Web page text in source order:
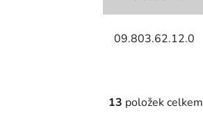
09.803.62.12.0
O
13 položek celkem